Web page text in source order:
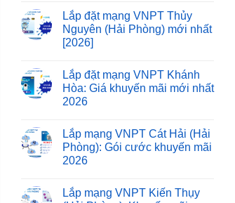
Lắp đặt mạng VNPT Thủy
Nguyên (Hải Phòng) mới nhất
[2026]
Lắp đặt mạng VNPT Khánh
Hòa: Giá khuyến mãi mới nhất
2026
Lắp mạng VNPT Cát Hải (Hải
Phòng): Gói cước khuyến mãi
2026
Lắp mạng VNPT Kiến Thụy